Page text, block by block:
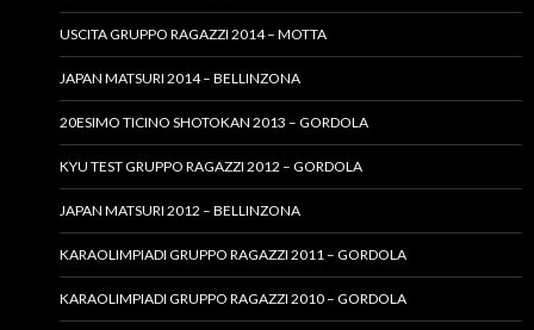
USCITA GRUPPO RAGAZZI 2014 – MOTTA
JAPAN MATSURI 2014 – BELLINZONA
20ESIMO TICINO SHOTOKAN 2013 – GORDOLA
KYU TEST GRUPPO RAGAZZI 2012 – GORDOLA
JAPAN MATSURI 2012 – BELLINZONA
KARAOLIMPIADI GRUPPO RAGAZZI 2011 – GORDOLA
KARAOLIMPIADI GRUPPO RAGAZZI 2010 – GORDOLA